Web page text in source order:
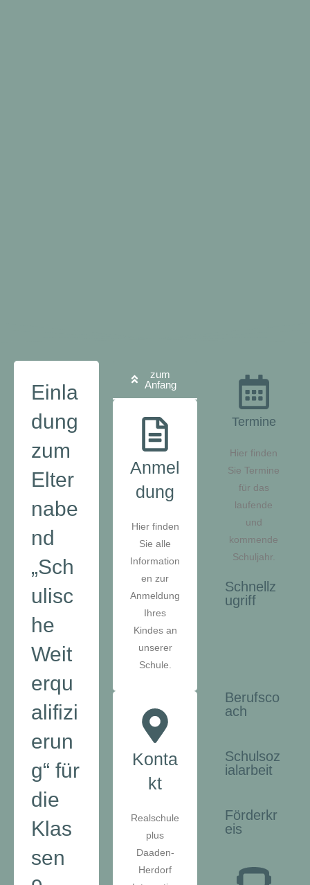
zum
Anfang
Anmel
dung
Hier finden
Sie alle
Information
en zur
Anmeldung
Ihres
Kindes an
unserer
Schule.
Konta
kt
Realschule
plus
Daaden-
Herdorf
Einla
dung
zum
Elter
nabe
nd
„Sch
ulisc
he
Weit
erqu
alifizi
erun
g“ für
die
Klas
sen
Termine
Hier finden
Sie Termine
für das
laufende
und
kommende
Schuljahr.
Schnellz
ugriff
Berufsco
ach
Schulsoz
ialarbeit
Förderkr
eis